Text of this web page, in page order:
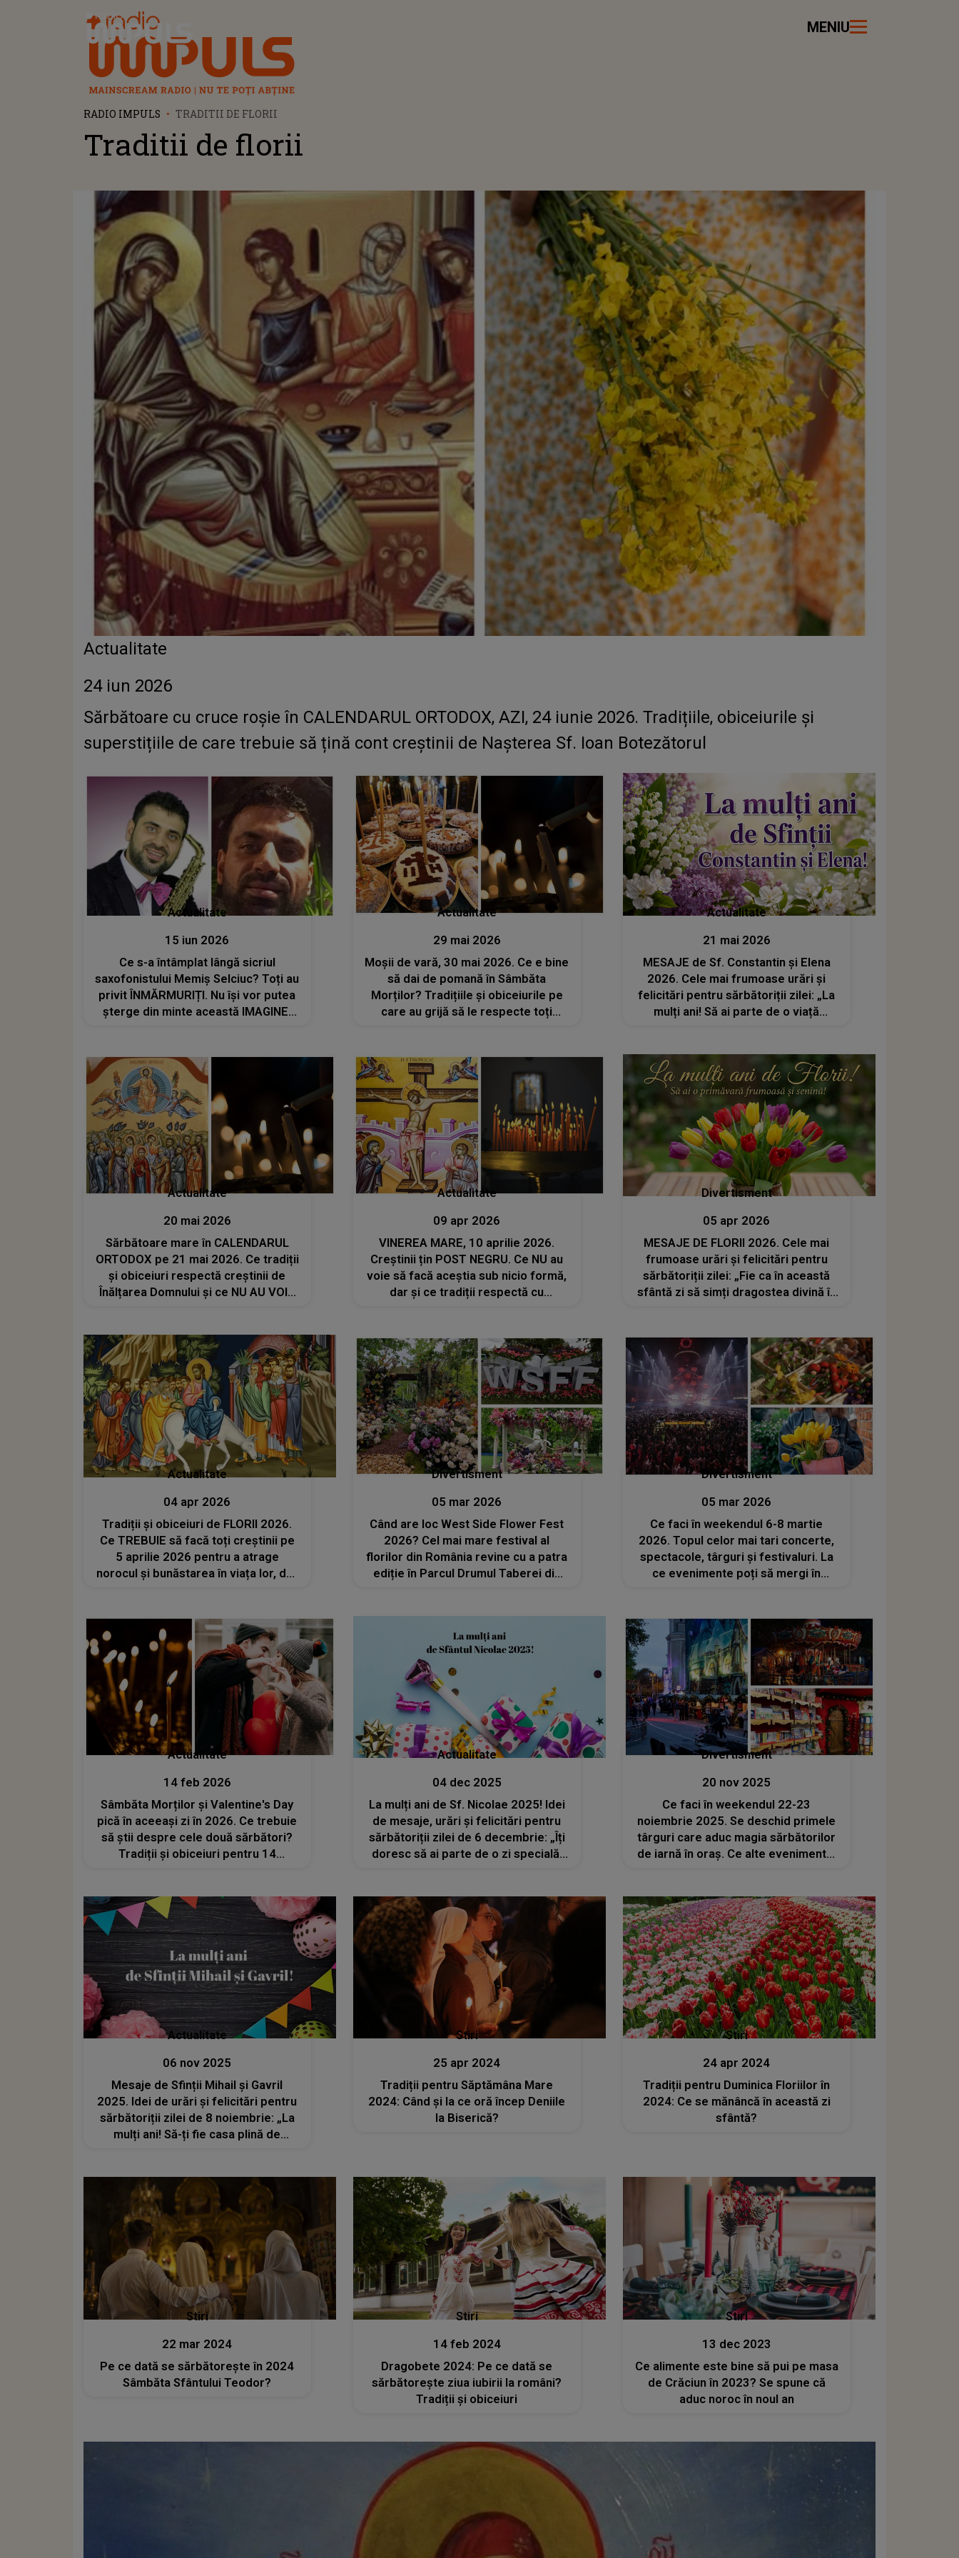
Radio Impuls MENIU
RADIO IMPULS TRADITII DE FLORII
Traditii de florii
Actualitate
24 iun 2026
Sărbătoare cu cruce roșie în CALENDARUL ORTODOX, AZI, 24 iunie 2026. Tradițiile, obiceiurile și
superstițiile de care trebuie să țină cont creștinii de Nașterea Sf. Ioan Botezătorul
Actualitate
15 iun 2026
Ce s-a întâmplat lângă sicriul
saxofonistului Memiș Selciuc? Toți au
privit ÎNMĂRMURIȚI. Nu își vor putea
șterge din minte această IMAGINE,
Actualitate
29 mai 2026
Moșii de vară, 30 mai 2026. Ce e bine
să dai de pomană în Sâmbăta
Morților? Tradițiile și obiceiurile pe
care au grijă să le respecte toți
Actualitate
21 mai 2026
MESAJE de Sf. Constantin și Elena
2026. Cele mai frumoase urări și
felicitări pentru sărbătoriții zilei: „La
mulți ani! Să ai parte de o viață
nu lipsească niciodată din sufletul
tău”
Actualitate
20 mai 2026
Sărbătoare mare în CALENDARUL
ORTODOX pe 21 mai 2026. Ce tradiții
și obiceiuri respectă creștinii de
Înălțarea Domnului și ce NU AU VOIE
Actualitate
09 apr 2026
VINEREA MARE, 10 aprilie 2026.
Creștinii țin POST NEGRU. Ce NU au
voie să facă aceștia sub nicio formă,
dar și ce tradiții respectă cu
Divertisment
05 apr 2026
MESAJE DE FLORII 2026. Cele mai
frumoase urări și felicitări pentru
sărbătoriții zilei: „Fie ca în această
sfântă zi să simți dragostea divină în
oameni dragi! La mulți ani!”
Actualitate
04 apr 2026
Tradiții și obiceiuri de FLORII 2026.
Ce TREBUIE să facă toți creștinii pe
5 aprilie 2026 pentru a atrage
norocul și bunăstarea în viața lor, dar
Divertisment
05 mar 2026
Când are loc West Side Flower Fest
2026? Cel mai mare festival al
florilor din România revine cu a patra
ediție în Parcul Drumul Taberei din
Divertisment
05 mar 2026
Ce faci în weekendul 6-8 martie
2026. Topul celor mai tari concerte,
spectacole, târguri și festivaluri. La
ce evenimente poți să mergi în
Actualitate
14 feb 2026
Sâmbăta Morților și Valentine's Day
pică în aceeași zi în 2026. Ce trebuie
să știi despre cele două sărbători?
Tradiții și obiceiuri pentru 14
Actualitate
04 dec 2025
La mulți ani de Sf. Nicolae 2025! Idei
de mesaje, urări și felicitări pentru
sărbătoriții zilei de 6 decembrie: „Îți
doresc să ai parte de o zi specială,
bucurii și împliniri!”
Divertisment
20 nov 2025
Ce faci în weekendul 22-23
noiembrie 2025. Se deschid primele
târguri care aduc magia sărbătorilor
de iarnă în oraș. Ce alte evenimente,
Actualitate
06 nov 2025
Mesaje de Sfinții Mihail și Gavril
2025. Idei de urări și felicitări pentru
sărbătoriții zilei de 8 noiembrie: „La
mulți ani! Să-ți fie casa plină de
mereu!”
Stiri
25 apr 2024
Tradiții pentru Săptămâna Mare
2024: Când și la ce oră încep Deniile
la Biserică?
Stiri
24 apr 2024
Tradiții pentru Duminica Floriilor în
2024: Ce se mănâncă în această zi
sfântă?
Stiri
22 mar 2024
Pe ce dată se sărbătorește în 2024
Sâmbăta Sfântului Teodor?
Stiri
14 feb 2024
Dragobete 2024: Pe ce dată se
sărbătorește ziua iubirii la români?
Tradiții și obiceiuri
Stiri
13 dec 2023
Ce alimente este bine să pui pe masa
de Crăciun în 2023? Se spune că
aduc noroc în noul an